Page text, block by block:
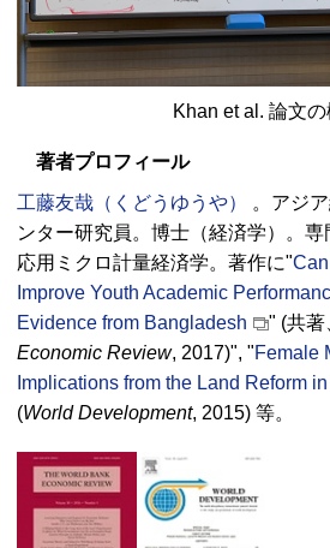
Khan et al. 論文
著者プロフィール
工藤友哉（くどうゆうや）
。アジ
ンター研究員。博士（経済学）。専
応用ミクロ計量経済学。著作に"
Improve Youth Academic
Evidence from Bangladesh
" (共著
Economic Review, 2017)", "Female
Implications from the Land Reform
(World Development, 2015) 等。